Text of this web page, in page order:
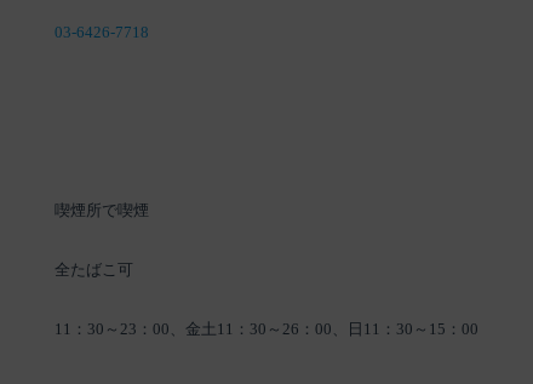
03-6426-7718
喫煙所で喫煙
全たばこ可
11：30～23：00、金土11：30～26：00、日11：30～15：00